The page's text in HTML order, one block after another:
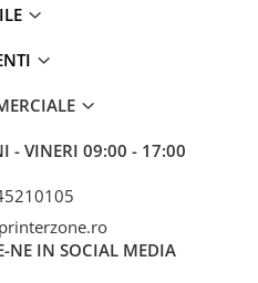
- VINERI 09:00 - 17:00
NE IN SOCIAL MEDIA